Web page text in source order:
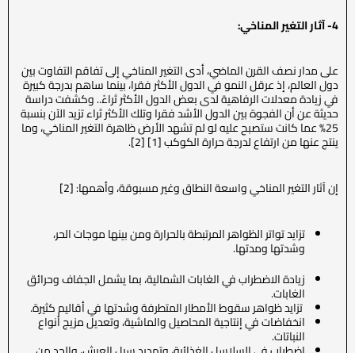
4- آثار التغير المناخي:
على مدار نصف القرن الماضي، أدى التغير المناخي إلى تفاقم التفاوت بين
دول العالم، إذ عرقل النمو في الدول الأكثر فقرا، بينما ساهم بدرجة كبيرة
في زيادة معدلات الرفاهية لدى بعض الدول الأكثر ثراءً.. وكشفت دراسة
حديثة عن أن الفجوة بين الدول الأشد فقرا وتلك الأكثر ثراء تزيد الآن بنسبة
25% عما كانت ستصبح عليه لو لم تشهد الأرض ظاهرة التغير المناخي، وما
ينتج عنها من ارتفاع لدرجة حرارة الكوكب [1] [2].
إن آثار التغير المناخي واسعة النطاق وغير مسبوقة، وأهمها: [2]
تزايد تواتر الظواهر المرتبطة بالحرارة ومن بينها موجات الحر،
وشدتها ومدتها.
زيادة الاضطراب في الغابات الشمالية، بما يشمل الجفاف وحرائق
الغابات.
تزايد ظواهر سقوط الأمطار المتطرفة وشدتها في أقاليم كثيرة.
انخفاضات في إنتاجية المحاصيل والماشية، وتعديل مزيج أنواع
النباتات.